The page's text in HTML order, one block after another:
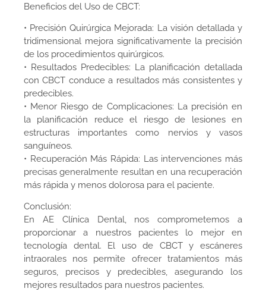
Beneficios del Uso de CBCT:
• Precisión Quirúrgica Mejorada: La visión detallada y
tridimensional mejora significativamente la precisión
de los procedimientos quirúrgicos.
• Resultados Predecibles: La planificación detallada
con CBCT conduce a resultados más consistentes y
predecibles.
• Menor Riesgo de Complicaciones: La precisión en
la planificación reduce el riesgo de lesiones en
estructuras importantes como nervios y vasos
sanguíneos.
• Recuperación Más Rápida: Las intervenciones más
precisas generalmente resultan en una recuperación
más rápida y menos dolorosa para el paciente.
Conclusión:
En AE Clínica Dental, nos comprometemos a
proporcionar a nuestros pacientes lo mejor en
tecnología dental. El uso de CBCT y escáneres
intraorales nos permite ofrecer tratamientos más
seguros, precisos y predecibles, asegurando los
mejores resultados para nuestros pacientes.